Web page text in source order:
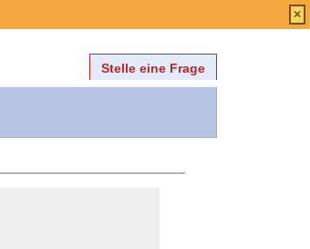
Stelle eine Frage
×